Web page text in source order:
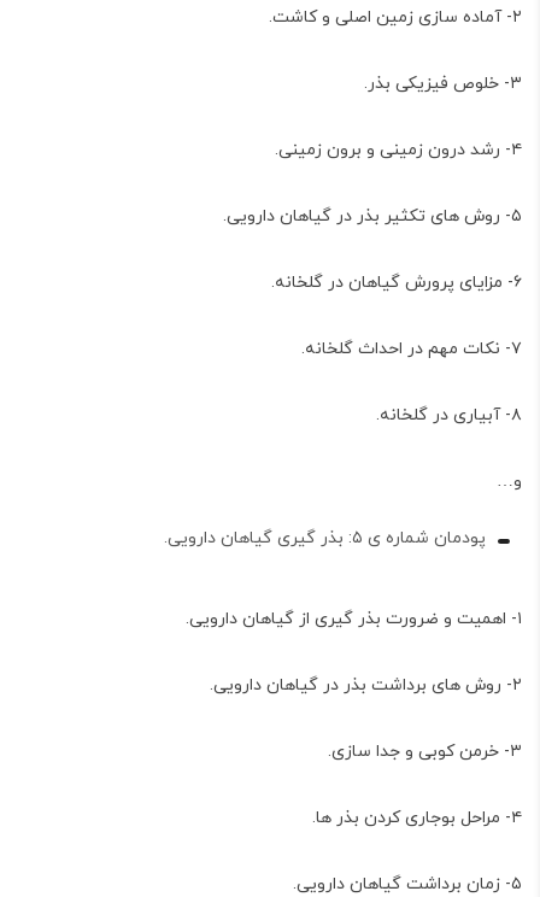
۲- آماده سازی زمین اصلی و کاشت.
۳- خلوص فیزیکی بذر.
۴- رشد درون زمینی و برون زمینی.
۵- روش های تکثیر بذر در گیاهان دارویی.
۶- مزایای پرورش گیاهان در گلخانه.
۷- نکات مهم در احداث گلخانه.
۸- آبیاری در گلخانه.
و…
پودمان شماره ی ۵: بذر گیری گیاهان دارویی.
۱- اهمیت و ضرورت بذر گیری از گیاهان دارویی.
۲- روش های برداشت بذر در گیاهان دارویی.
۳- خرمن کوبی و جدا سازی.
۴- مراحل بوجاری کردن بذر ها.
۵- زمان برداشت گیاهان دارویی.